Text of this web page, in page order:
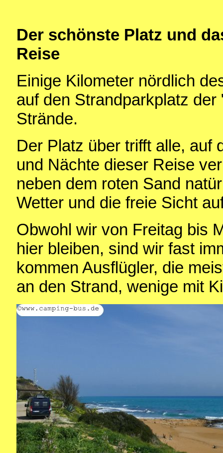
Der schönste Platz und
Reise
Einige Kilometer nördlich
auf den Strandparkplatz
Strände.
Der Platz über trifft alle, auf
und Nächte dieser Reise
neben dem roten Sand
Wetter und die freie Sicht
Obwohl wir von Freitag bis
hier bleiben, sind wir fast
kommen Ausflügler, die
an den Strand, wenige mit